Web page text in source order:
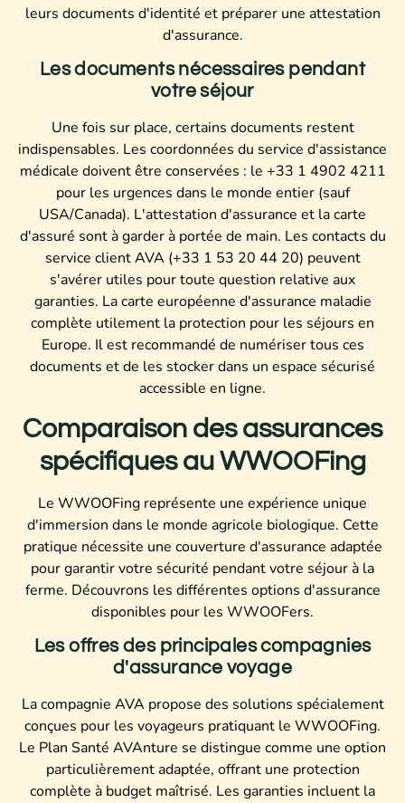
leurs documents d'identité et préparer une attestation
d'assurance.
Les documents nécessaires pendant
votre séjour
Une fois sur place, certains documents restent
indispensables. Les coordonnées du service d'assistance
médicale doivent être conservées : le +33 1 4902 4211
pour les urgences dans le monde entier (sauf
USA/Canada). L'attestation d'assurance et la carte
d'assuré sont à garder à portée de main. Les contacts du
service client AVA (+33 1 53 20 44 20) peuvent
s'avérer utiles pour toute question relative aux
garanties. La carte européenne d'assurance maladie
complète utilement la protection pour les séjours en
Europe. Il est recommandé de numériser tous ces
documents et de les stocker dans un espace sécurisé
accessible en ligne.
Comparaison des assurances
spécifiques au WWOOFing
Le WWOOFing représente une expérience unique
d'immersion dans le monde agricole biologique. Cette
pratique nécessite une couverture d'assurance adaptée
pour garantir votre sécurité pendant votre séjour à la
ferme. Découvrons les différentes options d'assurance
disponibles pour les WWOOFers.
Les offres des principales compagnies
d'assurance voyage
La compagnie AVA propose des solutions spécialement
conçues pour les voyageurs pratiquant le WWOOFing.
Le Plan Santé AVAnture se distingue comme une option
particulièrement adaptée, offrant une protection
complète à budget maîtrisé. Les garanties incluent la